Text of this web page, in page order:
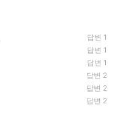
답변 1
답변 1
답변 1
답변 2
답변 2
답변 2